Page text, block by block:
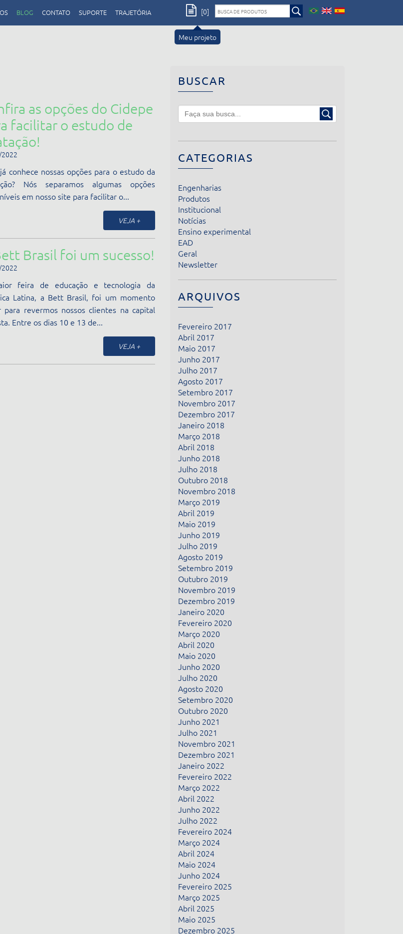
BLOG CONTATO SUPORTE TRAJETÓRIA
Meu projeto
[0]
as opções do Cidepe
facilitar o estudo de
conhece nossas opções para o estudo da
Nós separamos algumas opções
em nosso site para facilitar o...
VEJA +
Brasil foi um sucesso!
feira de educação e tecnologia da
Latina, a Bett Brasil, foi um momento
para revermos nossos clientes na capital
Entre os dias 10 e 13 de...
VEJA +
BUSCAR
CATEGORIAS
Engenharias
Produtos
Institucional
Notícias
Ensino experimental
EAD
Geral
Newsletter
ARQUIVOS
Fevereiro 2017
Abril 2017
Maio 2017
Junho 2017
Julho 2017
Agosto 2017
Setembro 2017
Novembro 2017
Dezembro 2017
Janeiro 2018
Março 2018
Abril 2018
Junho 2018
Julho 2018
Outubro 2018
Novembro 2018
Março 2019
Abril 2019
Maio 2019
Junho 2019
Julho 2019
Agosto 2019
Setembro 2019
Outubro 2019
Novembro 2019
Dezembro 2019
Janeiro 2020
Fevereiro 2020
Março 2020
Abril 2020
Maio 2020
Junho 2020
Julho 2020
Agosto 2020
Setembro 2020
Outubro 2020
Junho 2021
Julho 2021
Novembro 2021
Dezembro 2021
Janeiro 2022
Fevereiro 2022
Março 2022
Abril 2022
Junho 2022
Julho 2022
Fevereiro 2024
Março 2024
Abril 2024
Maio 2024
Junho 2024
Fevereiro 2025
Março 2025
Abril 2025
Maio 2025
Dezembro 2025